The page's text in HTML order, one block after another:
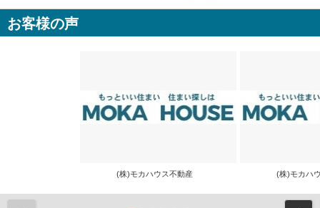
お客様の声
(株)モカハウス不動産 (株)モカハ